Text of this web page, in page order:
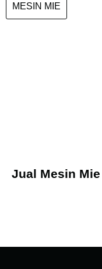
MESIN MIE
Jual Mesin